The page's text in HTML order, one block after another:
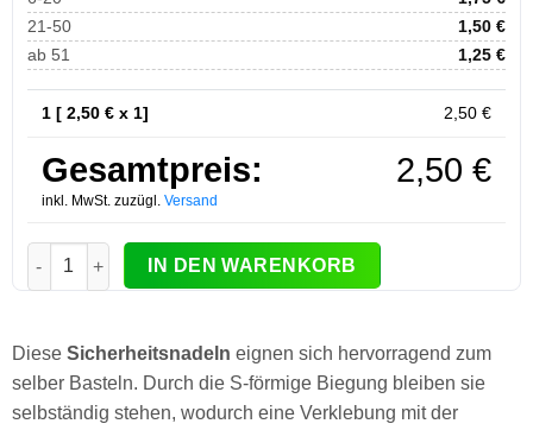
21-50
1,50€
ab 51
1,25€
1 [ 2,50€ x 1] 2,50€
Gesamtpreis:
inkl. MwSt. zuzügl. Versand
2,50 €
Sicherheitsnadeln zum Basteln Menge
IN DEN WARENKORB
Diese Sicherheitsnadeln eignen sich hervorragend zum
selber Basteln. Durch die S-förmige Biegung bleiben sie
selbständig stehen, wodurch eine Verklebung mit der